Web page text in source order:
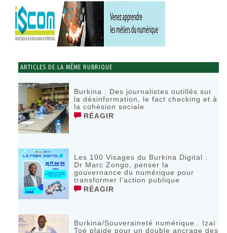
ARTICLES DE LA MÊME RUBRIQUE
Burkina : Des journalistes outillés sur
la désinformation, le fact checking et à
la cohésion sociale
RÉAGIR
Les 100 Visages du Burkina Digital :
Dr Marc Zongo, penser la
gouvernance du numérique pour
transformer l’action publique
RÉAGIR
Burkina/Souveraineté numérique : Izaï
Toé plaide pour un double ancrage des